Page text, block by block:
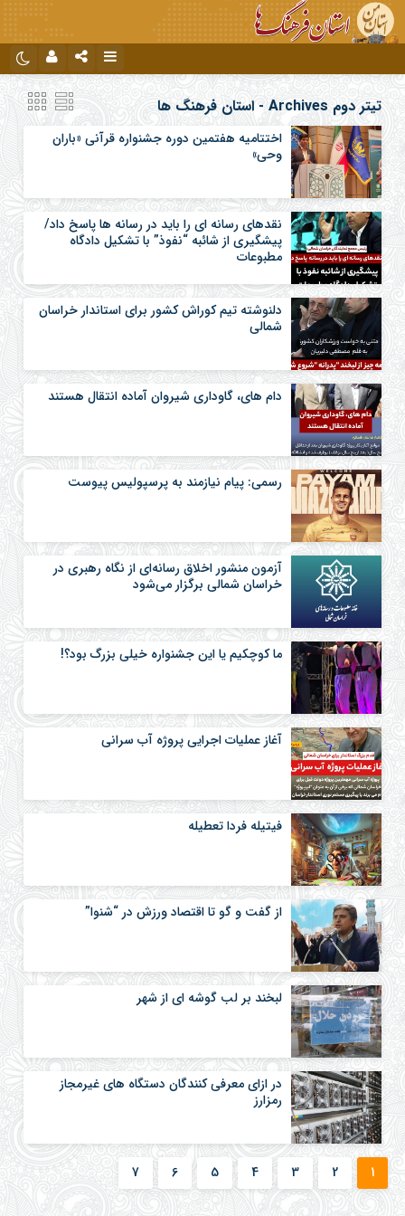
تلگرام نام کاربری یا نشانی ایمیل
رمز عبور
مرا به خاطر بسپار
تیتر دوم Archives - استان فرهنگ ها
اختتامیه هفتمین دوره جشنواره قرآنی «باران
وحی»
نقدهای رسانه ای را باید در رسانه ها پاسخ داد/
پیشگیری از شائبه “نفوذ” با تشکیل دادگاه
مطبوعات
دلنوشته تیم کوراش کشور برای استاندار خراسان
شمالی
دام های، گاوداری شیروان آماده انتقال هستند
رسمی: پیام نیازمند به پرسپولیس پیوست
آزمون منشور اخلاق رسانه‌ای از نگاه رهبری در
خراسان شمالی برگزار می‌شود
ما کوچکیم یا این جشنواره خیلی بزرگ بود؟!
آغاز عملیات اجرایی پروژه آب سرانی
فیتیله فردا تعطیله
از گفت و گو تا اقتصاد ورزش در “شنوا”
لبخند بر لب گوشه ای از شهر
در ازای معرفی کنندگان دستگاه های غیرمجاز
رمزارز
1
2
3
4
5
6
7